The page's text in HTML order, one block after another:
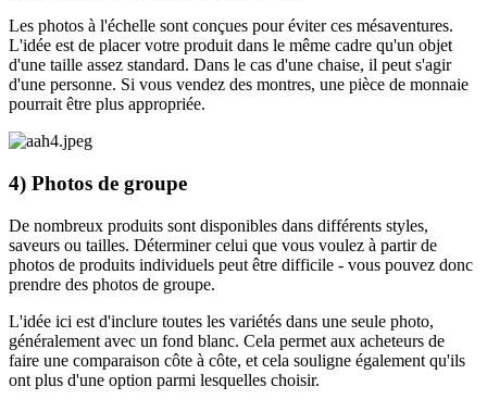
Les photos à l'échelle sont conçues pour éviter ces mésaventures.
L'idée est de placer votre produit dans le même cadre qu'un objet
d'une taille assez standard. Dans le cas d'une chaise, il peut s'agir
d'une personne. Si vous vendez des montres, une pièce de monnaie
pourrait être plus appropriée.
4) Photos de groupe
De nombreux produits sont disponibles dans différents styles,
saveurs ou tailles. Déterminer celui que vous voulez à partir de
photos de produits individuels peut être difficile - vous pouvez donc
prendre des photos de groupe.
L'idée ici est d'inclure toutes les variétés dans une seule photo,
généralement avec un fond blanc. Cela permet aux acheteurs de
faire une comparaison côte à côte, et cela souligne également qu'ils
ont plus d'une option parmi lesquelles choisir.